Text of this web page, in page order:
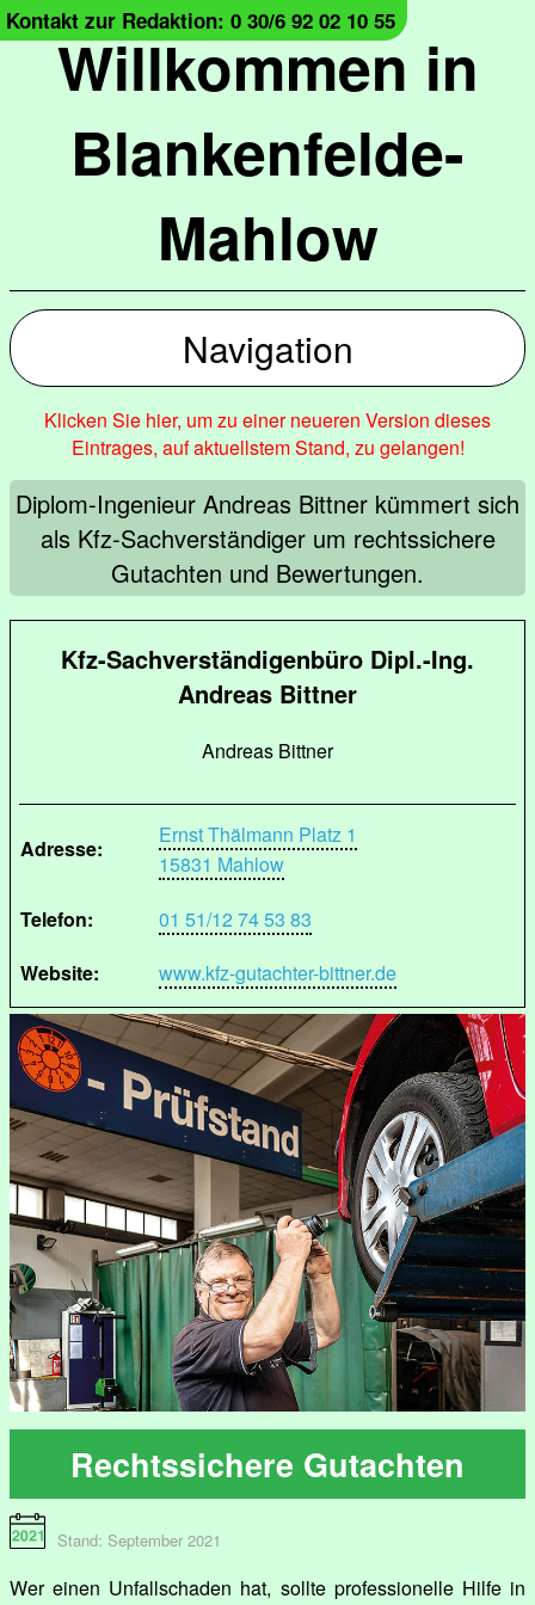
Willkommen in
Blankenfelde-
Mahlow
Kontakt zur Redaktion: 0 30/6 92 02 10 55
Navigation
Klicken Sie hier, um zu einer neueren Version dieses
Eintrages, auf aktuellstem Stand, zu gelangen!
Diplom-Ingenieur Andreas Bittner kümmert sich
als Kfz-Sachverständiger um rechtssichere
Gutachten und Bewertungen.
Kfz-Sachverständigenbüro Dipl.-Ing.
Andreas Bittner
Andreas Bittner
Adresse:
Ernst Thälmann Platz 1
15831 Mahlow
Telefon:
01 51/12 74 53 83
Website:
www.kfz-gutachter-bittner.de
Rechtssichere Gutachten
Stand: September 2021
Wer einen Unfallschaden hat, sollte professionelle Hilfe in